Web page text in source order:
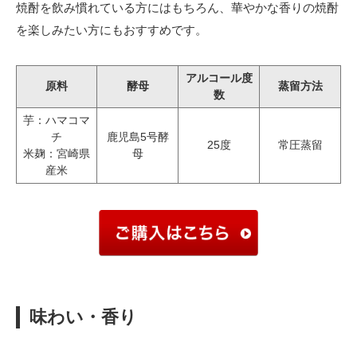
焼酎を飲み慣れている方にはもちろん、華やかな香りの焼酎
を楽しみたい方にもおすすめです。
原料 酵母
アルコール度
数
蒸留方法
芋：ハマコマ
チ
米麹：宮崎県
産米
鹿児島5号酵
母
25度 常圧蒸留
味わい・香り